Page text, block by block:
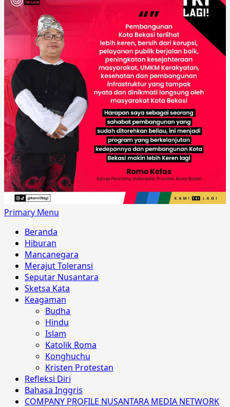
Primary Menu
Beranda
Hiburan
Mancanegara
Merajut Toleransi
Seputar Nusantara
Sketsa Kata
Keagaman
Budha
Hindu
Islam
Katolik Roma
Konghuchu
Kristen Protestan
Refleksi Diri
Bahasa Inggris
COMPANY PROFILE NUSANTARA MEDIA NETWORK